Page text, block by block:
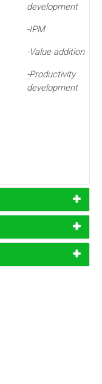
development
-IPM
-Value addition
-Productivity
development